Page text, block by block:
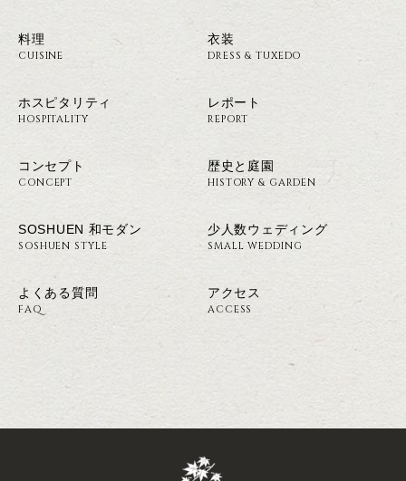
料理
CUISINE
衣装
DRESS & TUXEDO
ホスピタリティ
HOSPITALITY
レポート
REPORT
コンセプト
CONCEPT
歴史と庭園
HISTORY & GARDEN
SOSHUEN 和モダン
SOSHUEN STYLE
少人数ウェディング
SMALL WEDDING
よくある質問
FAQ
アクセス
ACCESS